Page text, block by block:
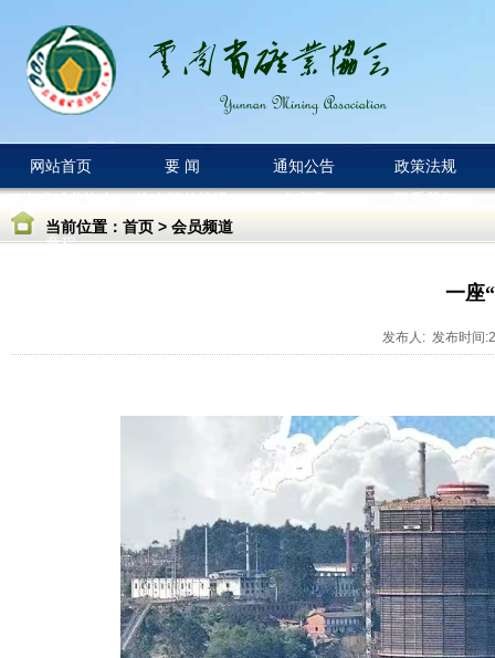
网站首页 要 闻 通知公告
政策法规
云南省矿业协会
章程
协会评估等级 专家库
联系我们
当前位置： 首页 > 会员频道
一座
发布人: 发布时间